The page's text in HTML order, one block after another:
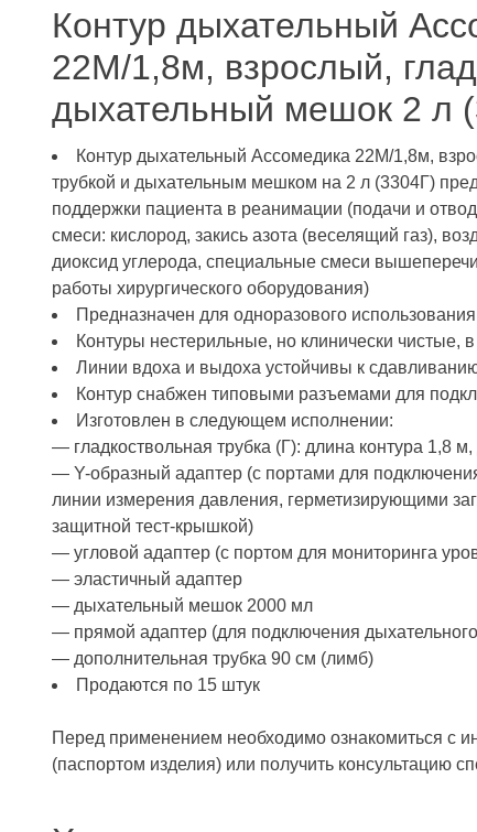
Контур дыхательный
22М/1,8м, взрослый,
дыхательный мешок 2 л
Контур дыхательный Ассомедика 22М/1,8м,
трубкой и дыхательным мешком на 2 л (3304Г)
поддержки пациента в реанимации (подачи и
смеси: кислород, закись азота (веселящий газ),
диоксид углерода, специальные смеси
работы хирургического оборудования)
Предназначен для одноразового использования
Контуры нестерильные, но клинически чистые,
Линии вдоха и выдоха устойчивы к
Контур снабжен типовыми разъемами для
Изготовлен в следующем исполнении:
— гладкоствольная трубка (Г): длина контура 1,8
— Y-образный адаптер (с портами для
линии измерения давления, герметизирующими
защитной тест-крышкой)
— угловой адаптер (с портом для мониторинга
— эластичный адаптер
— дыхательный мешок 2000 мл
— прямой адаптер (для подключения
— дополнительная трубка 90 см (лимб)
Продаются по 15 штук
Перед применением необходимо ознакомиться с
(паспортом изделия) или получить консультацию